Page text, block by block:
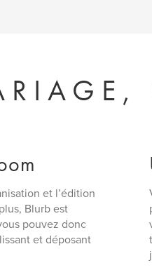
et l’édition
Blurb est
pouvez donc
et déposant